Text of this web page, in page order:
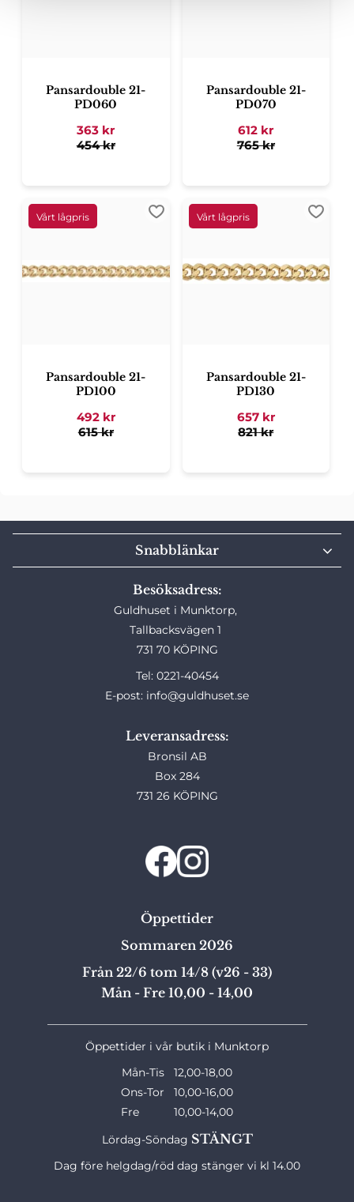
Pansardouble 21-
PD060
363 kr
454kr
Pansardouble 21-
PD070
612 kr
765kr
Pansardouble 21-
PD100
492kr
615kr
Lägg till i favoriter
Pansardouble 21-
PD130
657kr
821kr
Lägg
Besöksadress:
Guldhuset i Munktorp,
Tallbacksvägen 1
731 70 KÖPING
Tel: 0221-40454
E-post: info@guldhuset.se
Leveransadress:
Bronsil AB
Box 284
731 26 KÖPING
Snabblänkar
Öppettider
Sommaren 2026
Från 22/6 tom 14/8 (v26 - 33)
Mån - Fre 10,00 - 14,00
Öppettider i vår butik i Munktorp
Mån-Tis 12,00-18,00
Ons-Tor 10,00-16,00
Fre 10,00-14,00
Lördag-Söndag STÄNGT
Dag före helgdag/röd dag stänger vi kl 14.00